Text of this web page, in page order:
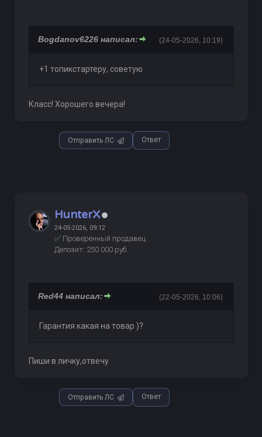
(24-05-2026, 10:19)
Bogdanov6226 написал:
+1 топикстартеру, советую
Класс! Хорошего вечера!
Отправить ЛС Ответ
HunterX
24-05-2026, 09:12
✅ Проверенный продавец
Депозит: 250 000 руб.
(22-05-2026, 10:06)
Red44 написал:
Гарантия какая на товар )?
Пиши в личку,отвечу
Отправить ЛС Ответ